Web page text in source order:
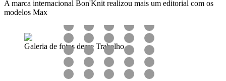
A marca internacional Bon'Knit realizou mais um editorial com os
modelos Max
Galeria de fotos desse Trabalho